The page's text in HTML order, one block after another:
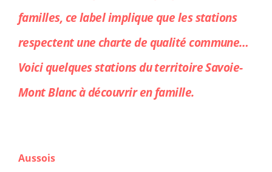
familles, ce label implique que les stations
respectent une charte de qualité commune…
Voici quelques stations du territoire Savoie-
Mont Blanc à découvrir en famille.
Aussois